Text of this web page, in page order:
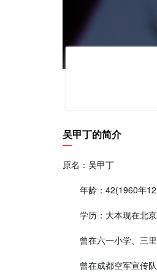
吴甲丁的简介
原名：吴甲丁
年龄：42(1960年12
学历：大本现在北京
曾在六一小学、三里
曾在成都空军宣传队